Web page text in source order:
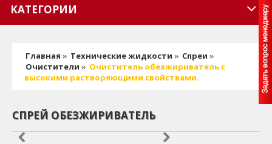
КАТЕГОРИИ
Главная » Технические жидкости » Спреи »
Очистители » Очиститель обезжириватель с
высокими растворяющими свойствами.
СПРЕЙ ОБЕЗЖИРИВАТЕЛЬ